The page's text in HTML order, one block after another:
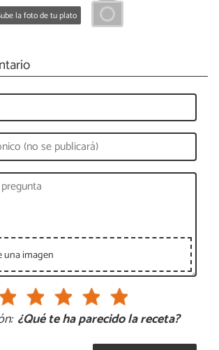
la foto de tu plato
una imagen
¿Qué te ha parecido la receta?